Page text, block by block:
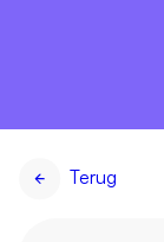
Terug